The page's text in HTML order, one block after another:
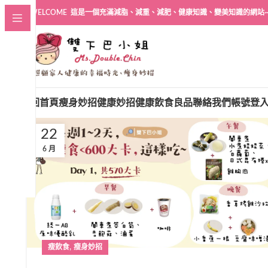
WELCOME 這是一個充滿減脂、減重、減肥、健康知識、變美知識的網站~
回首頁瘦身妙招健康妙招健康飲食良品聯絡我們帳號登
22
6 月
瘦飲食, 瘦身妙招